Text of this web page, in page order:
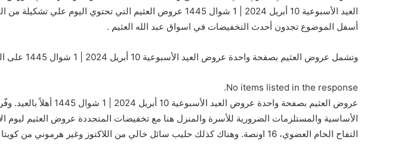
العيد الأسبوعية 10 أبريل 2024 | 1 شوال 1445 عروض العثيم التي تحتوي
أسفل الموضوع تجدون أحدث التخفيضات في اسواق عبد الله العثيم .
وتشمل عروض العثيم بصفحة واحدة عروض العيد الأسبوعية 10 أبريل 2024 | 1 شوال 1445 على السلع والمنتجات التالية :
No items listed in the response.
عروض العثيم بصفحة واحدة عروض العيد
الأساسية والمستلزمات الضرورية للأسرة والمنزل هنا مع تخفيضات المتجددة عروض العثيم ليوم
التفاح الخام العضوي، 16 اونصة. وهناك كذلك حليب سائل خالي من اللاكتوز وغير هرموني من كويتا – 1 لتر، …